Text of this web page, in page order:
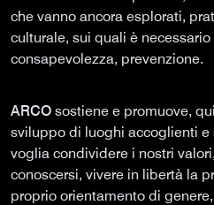
che vanno ancora esplorati,
culturale, sui quali è
consapevolezza, prevenzione.
ARCO sostiene e promuove,
sviluppo di luoghi accoglienti e
voglia condividere i nostri
conoscersi, vivere in libertà la
proprio orientamento di